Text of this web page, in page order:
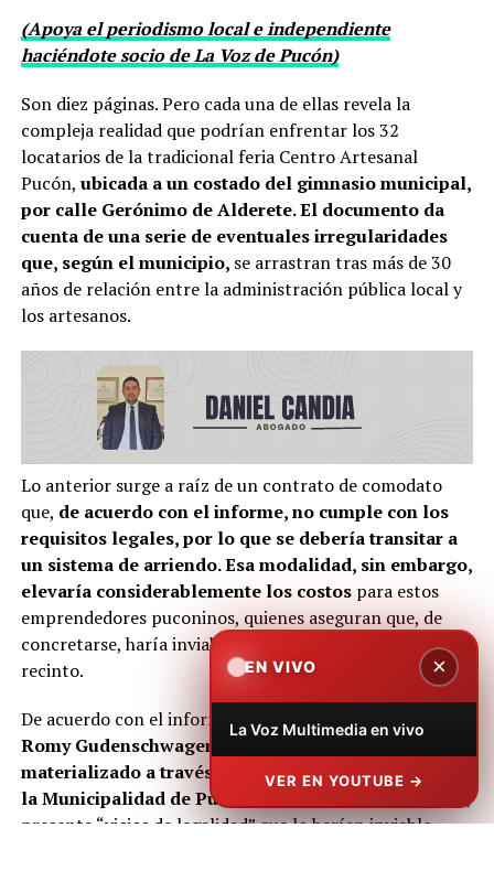
(Apoya el periodismo local e independiente
haciéndote socio de La Voz de Pucón)
Son diez páginas. Pero cada una de ellas revela la
compleja realidad que podrían enfrentar los 32
locatarios de la tradicional feria Centro Artesanal
Pucón, ubicada a un costado del gimnasio municipal,
por calle Gerónimo de Alderete. El documento da
cuenta de una serie de eventuales irregularidades
que, según el municipio, se arrastran tras más de 30
años de relación entre la administración pública local y
los artesanos.
Lo anterior surge a raíz de un contrato de comodato
que, de acuerdo con el informe, no cumple con los
requisitos legales, por lo que se debería transitar a
un sistema de arriendo. Esa modalidad, sin embargo,
elevaría considerablemente los costospara estos
emprendedores puconinos, quienes aseguran que, de
concretarse, haría inviable su permanencia en el
recinto.
De acuerdo con el informe
redactado por la abogada
Romy Gudenschwager, el actual vínculo,
materializado a través de un comodato otorgado por
la Municipalidad de Pucón
al Centro Artesanal Pucón,
presenta “vicios de legalidad” que lo harían inviable.
EN VIVO ×
La Voz Multimedia en vivo
VER EN YOUTUBE →